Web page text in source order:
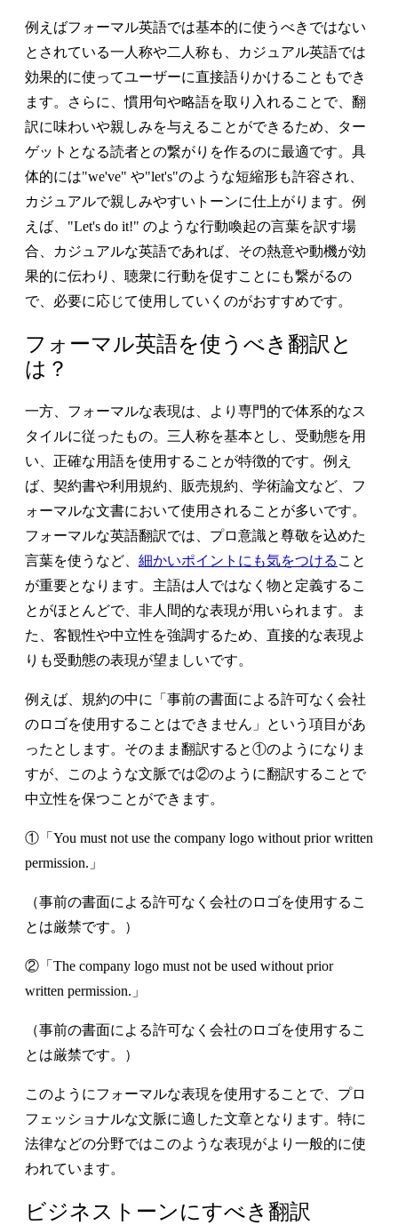
例えばフォーマル英語では基本的に使うべきではない
とされている一人称や二人称も、カジュアル英語では
効果的に使ってユーザーに直接語りかけることもでき
ます。さらに、慣用句や略語を取り入れることで、翻
訳に味わいや親しみを与えることができるため、ター
ゲットとなる読者との繋がりを作るのに最適です。具
体的には"we've" や"let's"のような短縮形も許容され、
カジュアルで親しみやすいトーンに仕上がります。例
えば、"Let's do it!" のような行動喚起の言葉を訳す場
合、カジュアルな英語であれば、その熱意や動機が効
果的に伝わり、聴衆に行動を促すことにも繋がるの
で、必要に応じて使用していくのがおすすめです。
フォーマル英語を使うべき翻訳と
は？
一方、フォーマルな表現は、より専門的で体系的なス
タイルに従ったもの。三人称を基本とし、受動態を用
い、正確な用語を使用することが特徴的です。例え
ば、契約書や利用規約、販売規約、学術論文など、フ
ォーマルな文書において使用されることが多いです。
フォーマルな英語翻訳では、プロ意識と尊敬を込めた
言葉を使うなど、 細かいポイントにも気をつける こと
が重要となります。主語は人ではなく物と定義するこ
とがほとんどで、非人間的な表現が用いられます。ま
た、客観性や中立性を強調するため、直接的な表現よ
りも受動態の表現が望ましいです。
例えば、規約の中に「事前の書面による許可なく会社
のロゴを使用することはできません」という項目があ
ったとします。そのまま翻訳すると①のようになりま
すが、このような文脈では②のように翻訳することで
中立性を保つことができます。
①「You must not use the company logo without prior written
permission.」
（事前の書面による許可なく会社のロゴを使用するこ
とは厳禁です。）
②「The company logo must not be used without prior
written permission.」
（事前の書面による許可なく会社のロゴを使用するこ
とは厳禁です。）
このようにフォーマルな表現を使用することで、プロ
フェッショナルな文脈に適した文章となります。特に
法律などの分野ではこのような表現がより一般的に使
われています。
ビジネストーンにすべき翻訳